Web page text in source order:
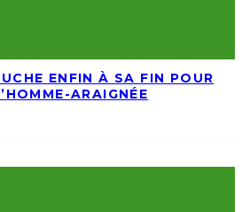
ENFIN À SA FIN POUR
ARAIGNÉE